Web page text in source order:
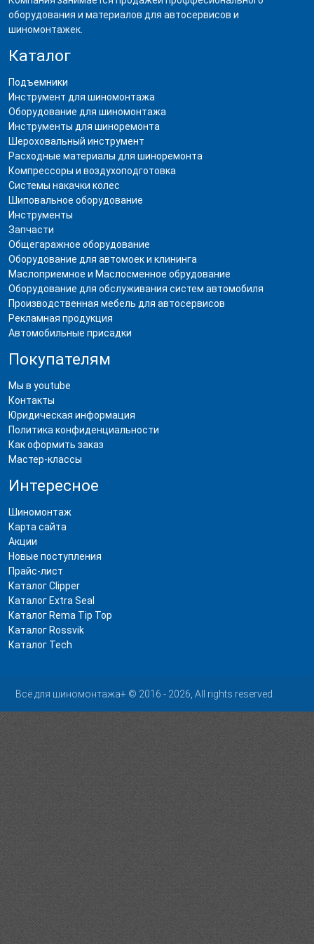
оборудования и материалов для автосервисов и
шиномонтажек.
Каталог
Подъемники
Инструмент для шиномонтажа
Оборудование для шиномонтажа
Инструменты для шиноремонта
Шероховальный инструмент
Расходные материалы для шиноремонта
Компрессоры и воздухоподготовка
Системы накачки колес
Шиповальное оборудование
Инструменты
Запчасти
Общегаражное оборудование
Оборудование для автомоек и клининга
Маслоприемное и Маслосменное обрудование
Оборудование для обслуживания систем автомобиля
Производственная мебель для автосервисов
Рекламная продукция
Автомобильные присадки
Покупателям
Мы в youtube
Контакты
Юридическая информация
Политика конфиденциальности
Как оформить заказ
Мастер-классы
Интересное
Шиномонтаж
Карта сайта
Акции
Новые поступления
Прайс-лист
Каталог Clipper
Каталог Extra Seal
Каталог Rema Tip Top
Каталог Rossvik
Каталог Tech
Всё для шиномонтажа+ © 2016 - 2026, All rights reserved.